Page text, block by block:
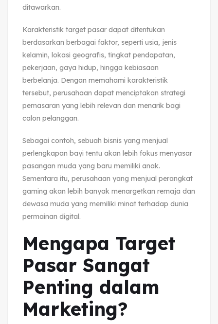
ditawarkan.
Karakteristik target pasar dapat ditentukan
berdasarkan berbagai faktor, seperti usia, jenis
kelamin, lokasi geografis, tingkat pendapatan,
pekerjaan, gaya hidup, hingga kebiasaan
berbelanja. Dengan memahami karakteristik
tersebut, perusahaan dapat menciptakan strategi
pemasaran yang lebih relevan dan menarik bagi
calon pelanggan.
Sebagai contoh, sebuah bisnis yang menjual
perlengkapan bayi tentu akan lebih fokus menyasar
pasangan muda yang baru memiliki anak.
Sementara itu, perusahaan yang menjual perangkat
gaming akan lebih banyak menargetkan remaja dan
dewasa muda yang memiliki minat terhadap dunia
permainan digital.
Mengapa Target
Pasar Sangat
Penting dalam
Marketing?